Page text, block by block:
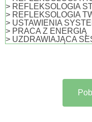
> REFLEKSOLOGIA
> REFLEKSOLOGIA
> USTAWIENIA
> PRACA Z ENERGIĄ
> UZDRAWIAJĄCA